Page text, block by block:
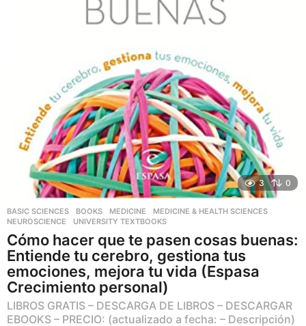
3 0
BASIC SCIENCES ,BOOKS ,MEDICINE ,MEDICINE & HEALTH SCIENCES
NEUROSCIENCE
,UNIVERSITY TEXTBOOKS
Cómo hacer que te pasen cosas buenas:
Entiende tu cerebro, gestiona tus
emociones, mejora tu vida (Espasa
Crecimiento personal)
LIBROS GRATIS – DESCARGA DE LIBROS – DESCARGAR
EBOOKS – PRECIO: (actualizado a fecha: – Descripción)